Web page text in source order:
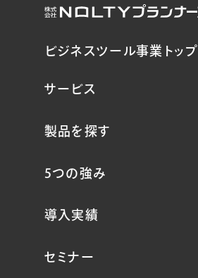
ビジネスツール事業トップ
サービス
製品を探す
5つの強み
導入実績
セミナー